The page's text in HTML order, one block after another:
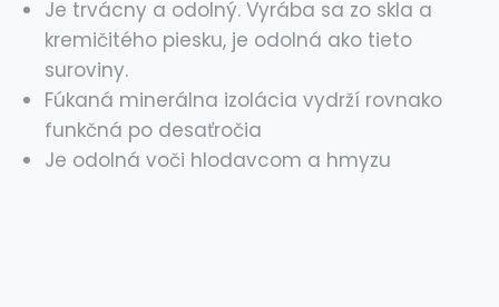
Je trvácny a odolný. Vyrába sa zo skla a
kremičitého piesku, je odolná ako tieto
suroviny.
Fúkaná minerálna izolácia vydrží rovnako
funkčná po desaťročia
Je odolná voči hlodavcom a hmyzu